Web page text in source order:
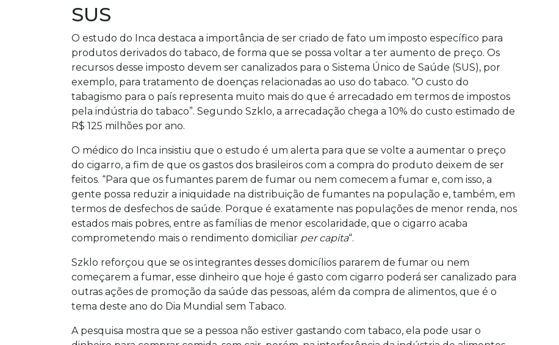
SUS
O estudo do Inca destaca a importância de ser criado de fato um imposto específico para
produtos derivados do tabaco, de forma que se possa voltar a ter aumento de preço. Os
recursos desse imposto devem ser canalizados para o Sistema Único de Saúde (SUS), por
exemplo, para tratamento de doenças relacionadas ao uso do tabaco. “O custo do
tabagismo para o país representa muito mais do que é arrecadado em termos de impostos
pela indústria do tabaco”. Segundo Szklo, a arrecadação chega a 10% do custo estimado de
R$ 125 milhões por ano.
O médico do Inca insistiu que o estudo é um alerta para que se volte a aumentar o preço
do cigarro, a fim de que os gastos dos brasileiros com a compra do produto deixem de ser
feitos. “Para que os fumantes parem de fumar ou nem comecem a fumar e, com isso, a
gente possa reduzir a iniquidade na distribuição de fumantes na população e, também, em
termos de desfechos de saúde. Porque é exatamente nas populações de menor renda, nos
estados mais pobres, entre as famílias de menor escolaridade, que o cigarro acaba
comprometendo mais o rendimento domiciliar per capita“.
Szklo reforçou que se os integrantes desses domicílios pararem de fumar ou nem
começarem a fumar, esse dinheiro que hoje é gasto com cigarro poderá ser canalizado para
outras ações de promoção da saúde das pessoas, além da compra de alimentos, que é o
tema deste ano do Dia Mundial sem Tabaco.
A pesquisa mostra que se a pessoa não estiver gastando com tabaco, ela pode usar o